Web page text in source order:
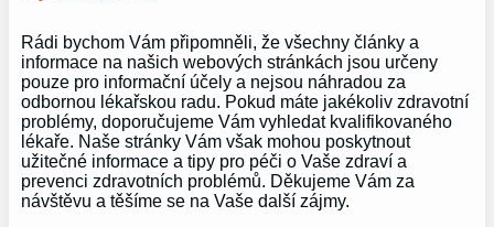
Rádi bychom Vám připomněli, že všechny články a
informace na našich webových stránkách jsou určeny
pouze pro informační účely a nejsou náhradou za
odbornou lékařskou radu. Pokud máte jakékoliv zdravotní
problémy, doporučujeme Vám vyhledat kvalifikovaného
lékaře. Naše stránky Vám však mohou poskytnout
užitečné informace a tipy pro péči o Vaše zdraví a
prevenci zdravotních problémů. Děkujeme Vám za
návštěvu a těšíme se na Vaše další zájmy.